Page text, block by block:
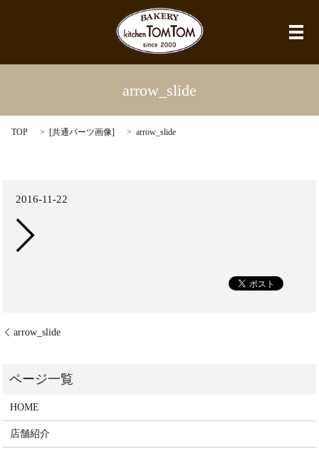
メ
arrow_slide
TOP [共通パーツ画像] arrow_slide
2016-11-22
arrow_slide
HOME
店舗紹介